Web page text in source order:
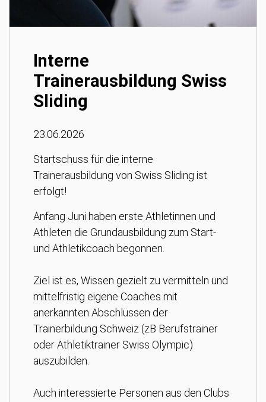
Interne
Trainerausbildung Swiss
Sliding
23.06.2026
Startschuss für die interne
Trainerausbildung von Swiss Sliding ist
erfolgt!
Anfang Juni haben erste Athletinnen und
Athleten die Grundausbildung zum Start-
und Athletikcoach begonnen.
Ziel ist es, Wissen gezielt zu vermitteln und
mittelfristig eigene Coaches mit
anerkannten Abschlüssen der
Trainerbildung Schweiz (zB Berufstrainer
oder Athletiktrainer Swiss Olympic)
auszubilden.
Auch interessierte Personen aus den Clubs